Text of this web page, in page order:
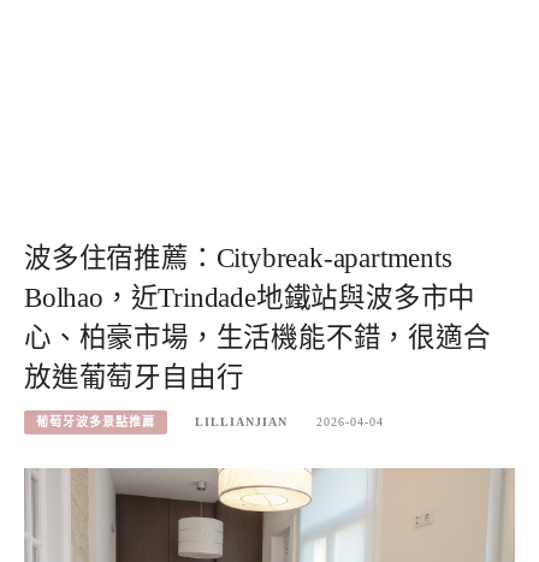
波多住宿推薦：Citybreak-apartments
Bolhao，近Trindade地鐵站與波多市中
心、柏豪市場，生活機能不錯，很適合
放進葡萄牙自由行
葡萄牙波多景點推薦 LILLIANJIAN 2026-04-04